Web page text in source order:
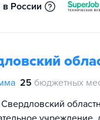
в России
25 бюджетных